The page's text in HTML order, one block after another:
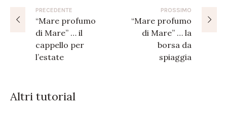
PRECEDENTE
“Mare profumo
di Mare” … il
cappello per
l’estate
PROSSIMO
“Mare profumo
di Mare” … la
borsa da
spiaggia
Altri tutorial